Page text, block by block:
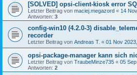
[SOLVED] opsi-client-kiosk error
Letzter Beitrag von maciej.megazord « 14
Antworten: 3
config-win10 (4.2.0-3)
recorder
Letzter Beitrag von Andreas T. « 01 Nov
opsi-package-manager kann sich
Letzter Beitrag von TraubeMinze735 « 05
Antworten: 2